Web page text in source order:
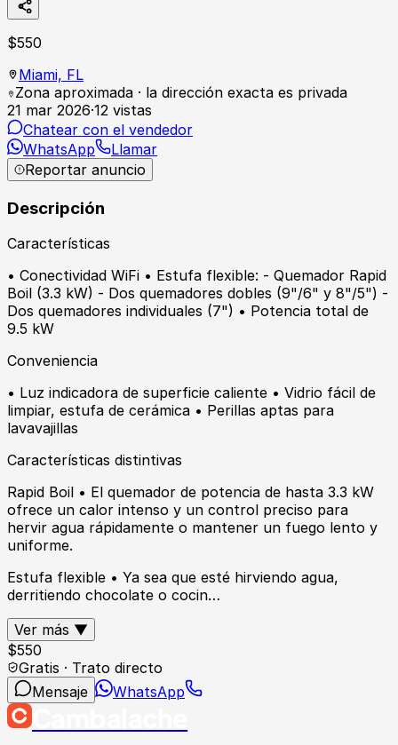
$550
Miami, FL
Zona aproximada · la dirección exacta es privada
21 mar 2026·12 vistas
Chatear con el vendedor
WhatsApp
Llamar
Reportar anuncio
Descripción
Características
• Conectividad WiFi • Estufa flexible: - Quemador Rapid
Boil (3.3 kW) - Dos quemadores dobles (9"/6" y 8"/5") -
Dos quemadores individuales (7") • Potencia total de
9.5 kW
Conveniencia
• Luz indicadora de superficie caliente • Vidrio fácil de
limpiar, estufa de cerámica • Perillas aptas para
lavavajillas
Características distintivas
Rapid Boil • El quemador de potencia de hasta 3.3 kW
ofrece un calor intenso y un control preciso para
hervir agua rápidamente o mantener un fuego lento y
uniforme.
Estufa flexible • Ya sea que esté hirviendo agua,
derritiendo chocolate o cocin…
Ver más ▼
$550
Gratis · Trato directo
Mensaje
WhatsApp